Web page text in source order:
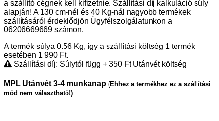
a szállító cégnek kell kifizetnie. Szállítási díj kalkuláció súly
alapján! A 130 cm-nél és 40 Kg-nál nagyobb termékek
szállításáról érdeklődjön Ügyfélszolgálatunkon a
06206669669 számon.
A termék súlya 0.56 Kg, így a szállítási költség 1 termék
esetében 1 990 Ft.
Szállítási díj: Súlytól függ + 350 FtUtánvét költség
MPL Utánvét 3-4 munkanap (Ehhez a termékhez ez a szállítási
mód nem választható!)